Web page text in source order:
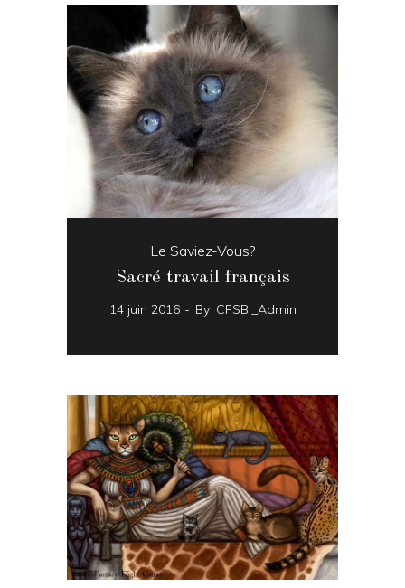
Le Saviez-Vous?
Sacré travail français
14 juin 2016 By CFSBI_Admin